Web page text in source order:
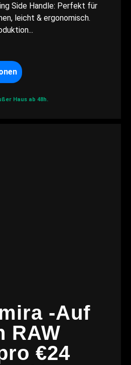
Side Handle: Perfekt für
leicht & ergonomisch.
Haus ab 48h.
-Auf
RAW
€24